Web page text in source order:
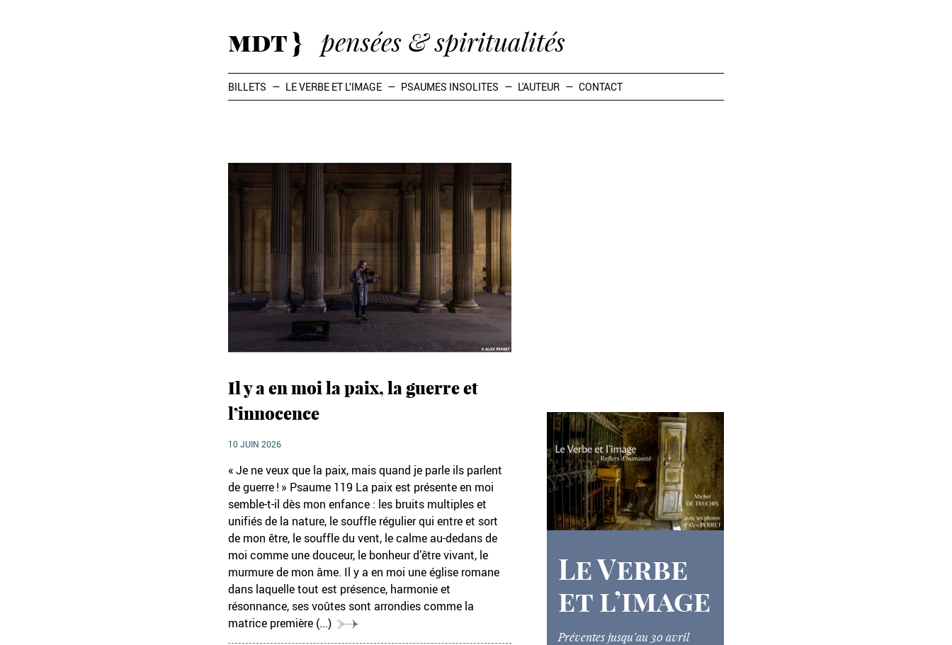
mdt } pensées & spiritualités
BILLETS LE VERBE ET L’IMAGE PSAUMES INSOLITES L'AUTEUR CONTACT
Il y a en moi la paix, la guerre et
l’innocence
10 JUIN 2026
«Je ne veux que la paix, mais quand je parle ils parlent
de guerre! » Psaume 119 La paix est présente en moi
semble-t-il dès mon enfance : les bruits multiples et
unifiés de la nature, le souffle régulier qui entre et sort
de mon être, le souffle du vent, le calme au-dedans de
moi comme une douceur, le bonheur d’être vivant, le
murmure de mon âme. Il y a en moi une église romane
dans laquelle tout est présence, harmonie et
résonnance, ses voûtes sont arrondies comme la
matrice première (...)
Le Verbe
et l’image
Préventes jusqu’au 30 avril